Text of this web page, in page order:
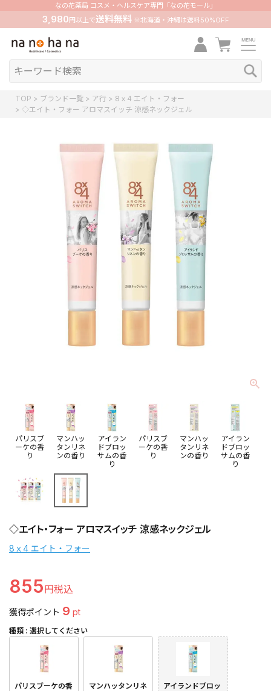
なの花薬局 コスメ・ヘルスケア専門「なの花モール」
3,980 円以上で送料無料※北海道・沖縄は送料50%OFF
TOP ブランド一覧 ア行
8ｘ4 エイト・フォー
◇エイト・フォー アロマスイッチ 涼感ネックジェル
パリスブ
ーケの香
り
マンハッ
タンリネ
ンの香り
アイラン
ドブロッ
サムの香
り
パリスブ
ーケの香
り
マンハッ
タンリネ
ンの香り
アイラン
ドブロッ
サムの香
り
◇エイト・フォー アロマスイッチ 涼感ネックジェル
8ｘ4 エイト・フォー
855
獲得ポイント 9 pt
種類 選択してください
パリスブーケの香
マンハッタンリネ
アイランドブロッ